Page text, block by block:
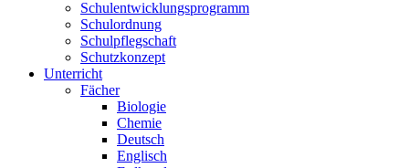
Schulentwicklungsprogramm
Schulordnung
Schulpflegschaft
Schutzkonzept
Unterricht
Fächer
Biologie
Chemie
Deutsch
Englisch